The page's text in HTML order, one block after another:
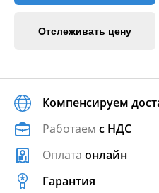
Отслеживать цену
Компенсируем
Работаем с НДС
Оплата онлайн
Гарантия